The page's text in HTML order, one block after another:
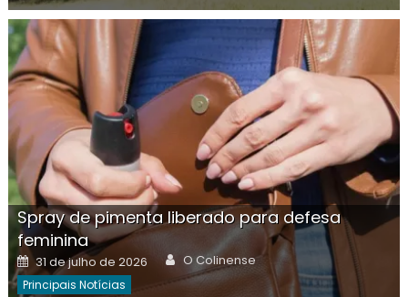
Spray de pimenta liberado para defesa
feminina
Posted
on
31 de julho de 2026 Author
O Colinense
Principais Notícias